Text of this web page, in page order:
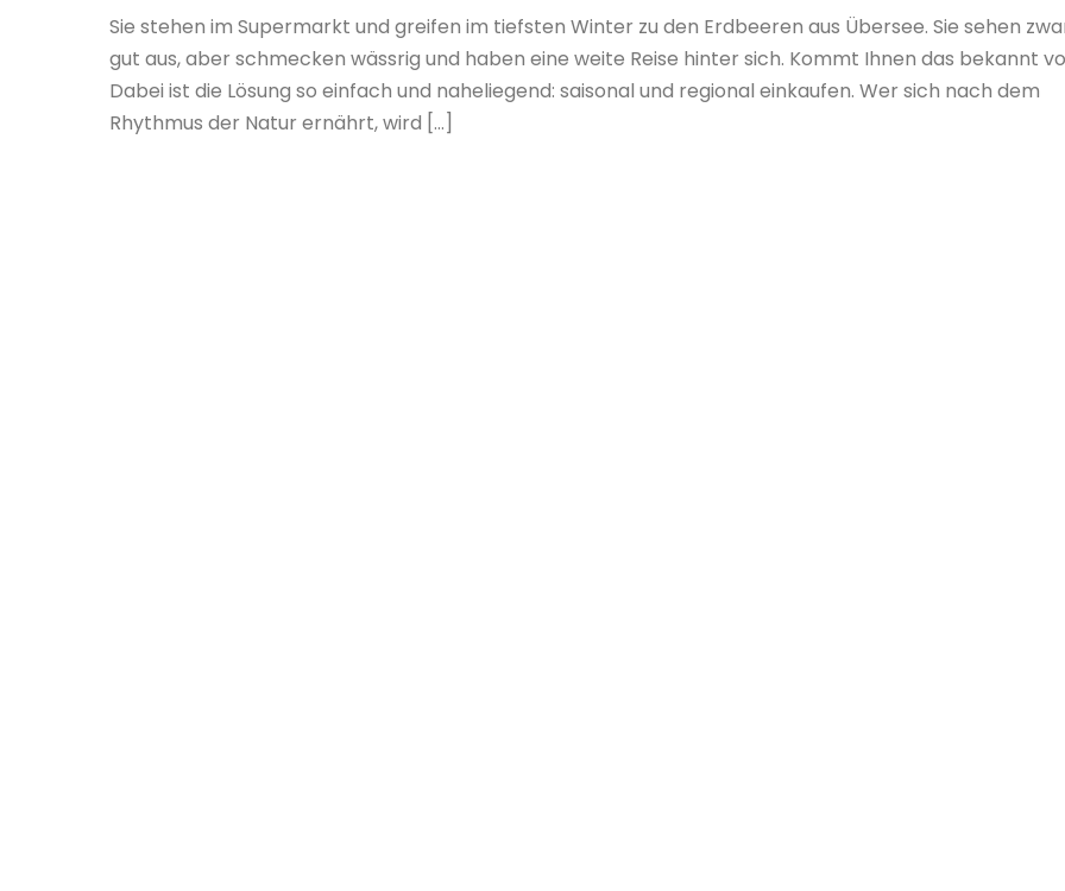
Sie stehen im Supermarkt und greifen im tiefsten Winter zu den Erdbeeren aus Übersee. Sie sehen
gut aus, aber schmecken wässrig und haben eine weite Reise hinter sich. Kommt Ihnen das bekannt
Dabei ist die Lösung so einfach und naheliegend: saisonal und regional einkaufen. Wer sich nach dem
Rhythmus der Natur ernährt, wird […]